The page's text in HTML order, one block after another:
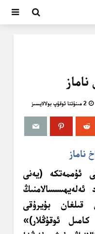
2 مىنۇتتا ئوقۇپ بولالايسىز
ناماز
ئۇممەتكە (يەنى
قىلغان بۇيرۇقى
ئوقۇڭلار)»